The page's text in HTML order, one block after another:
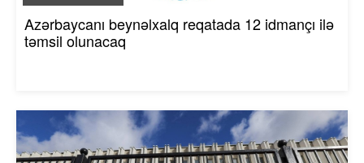
Azərbaycanı beynəlxalq reqatada 12 idmançı ilə
təmsil olunacaq